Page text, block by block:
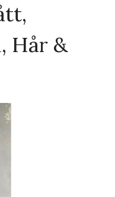
Hår &